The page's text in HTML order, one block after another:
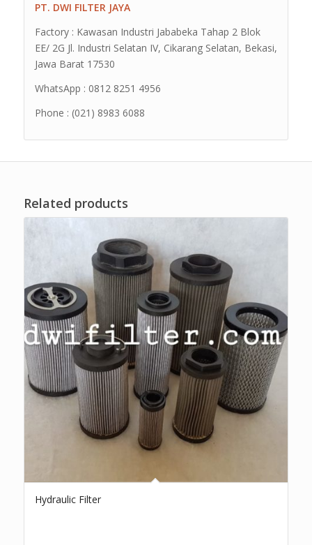
PT. DWI FILTER JAYA
Factory : Kawasan Industri Jababeka Tahap 2 Blok
EE/ 2G Jl. Industri Selatan IV, Cikarang Selatan, Bekasi,
Jawa Barat 17530
WhatsApp : 0812 8251 4956
Phone : (021) 8983 6088
Related products
Hydraulic Filter